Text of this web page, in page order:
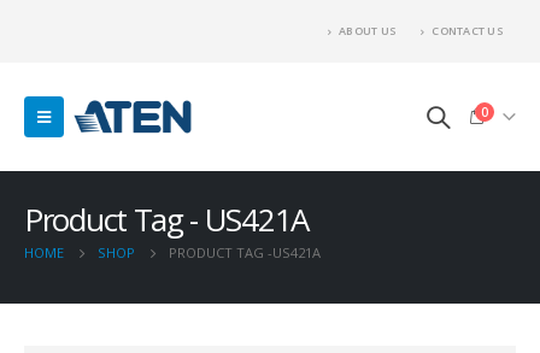
ABOUT US CONTACT US
0
Product Tag - US421A
HOME SHOP PRODUCT TAG -US421A